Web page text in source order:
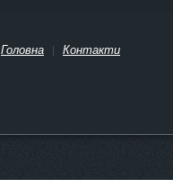
Головна Контакти